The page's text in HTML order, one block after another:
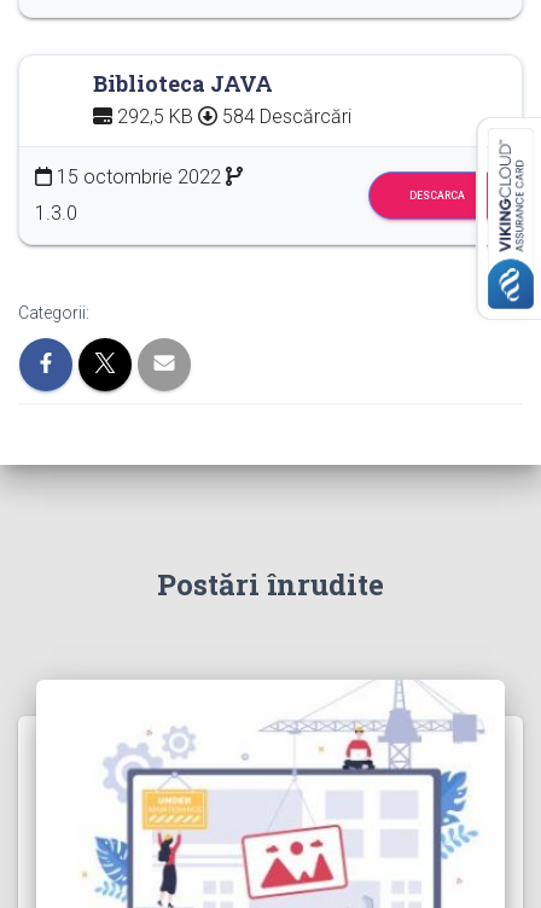
Biblioteca JAVA
292,5 KB 584 Descărcări
15 octombrie 2022
1.3.0
DESCARCA
Categorii:
Postări înrudite